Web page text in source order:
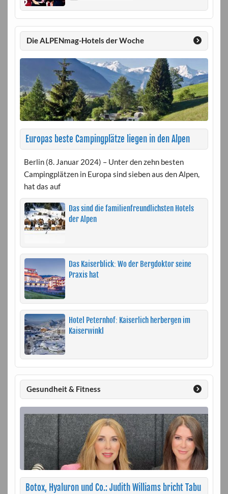
Die ALPENmag-Hotels der Woche
Europas beste Campingplätze liegen in den Alpen
Berlin (8. Januar 2024) – Unter den zehn besten
Campingplätzen in Europa sind sieben aus den Alpen,
hat das auf
Das sind die familienfreundlichsten Hotels
der Alpen
Das Kaiserblick: Wo der Bergdoktor seine
Praxis hat
Hotel Peternhof: Kaiserlich herbergen im
Kaiserwinkl
Gesundheit & Fitness
Botox, Hyaluron und Co.: Judith Williams bricht Tabu